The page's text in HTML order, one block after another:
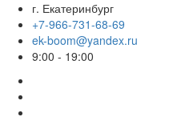
Перейти
содержимому
г. Екатеринбург
+7-966-731-68-69
ek-boom@yandex.ru
9:00 - 19:00